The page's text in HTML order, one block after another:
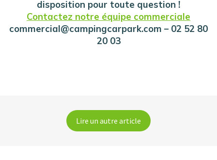
disposition pour toute question !
Contactez notre équipe commerciale
commercial@campingcarpark.com – 02 52 80
20 03
Lire un autre article